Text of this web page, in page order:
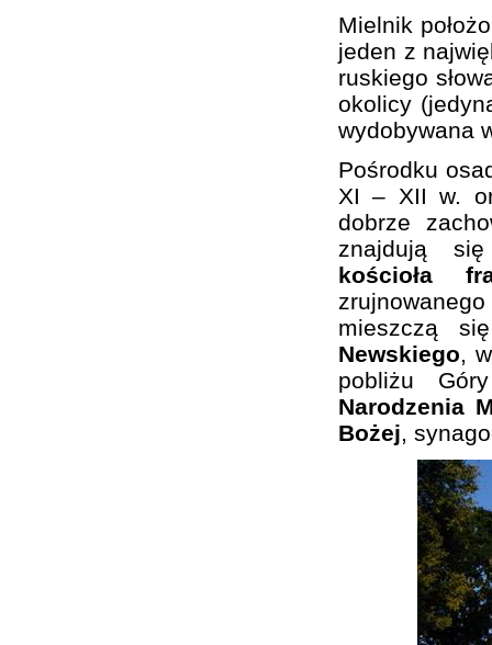
Mielnik
jeden z
ruskiego
okolicy
wydobywana
Pośrodku
XI – XII w.
dobrze
znajdują
kościoła
mieszczą
Newskiego,
pobliżu
Narodzenia
Bożej,